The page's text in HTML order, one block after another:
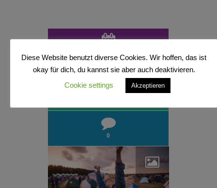
7. August 2020
da.für mich,da.mit Freund*innen,Gönn
0
Diese Website benutzt diverse Cookies. Wir hoffen, das ist
okay für dich, du kannst sie aber auch deaktivieren.
Cookie settings
Akzeptieren